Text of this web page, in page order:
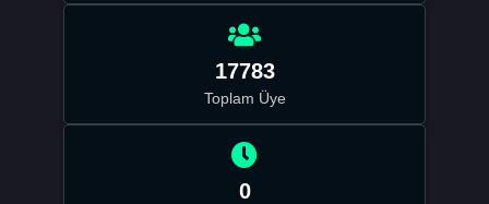
17783
Toplam Üye
0